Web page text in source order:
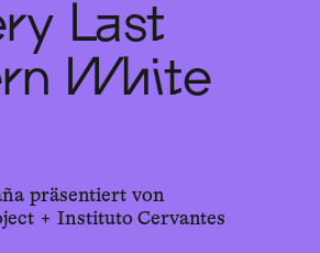
Last
White
präsentiert von
+ Instituto Cervantes